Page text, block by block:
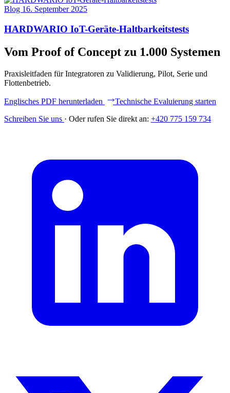
Blog 16. September 2025
HARDWARIO IoT-Geräte-Haltbarkeitstests
Vom Proof of Concept zu 1.000 Systemen
Praxisleitfaden für Integratoren zu Validierung, Pilot, Serie und
Flottenbetrieb.
Englisches PDF herunterladen
Technische Evaluierung starten
Schreiben Sie uns · Oder rufen Sie direkt an: +420 775 159 734